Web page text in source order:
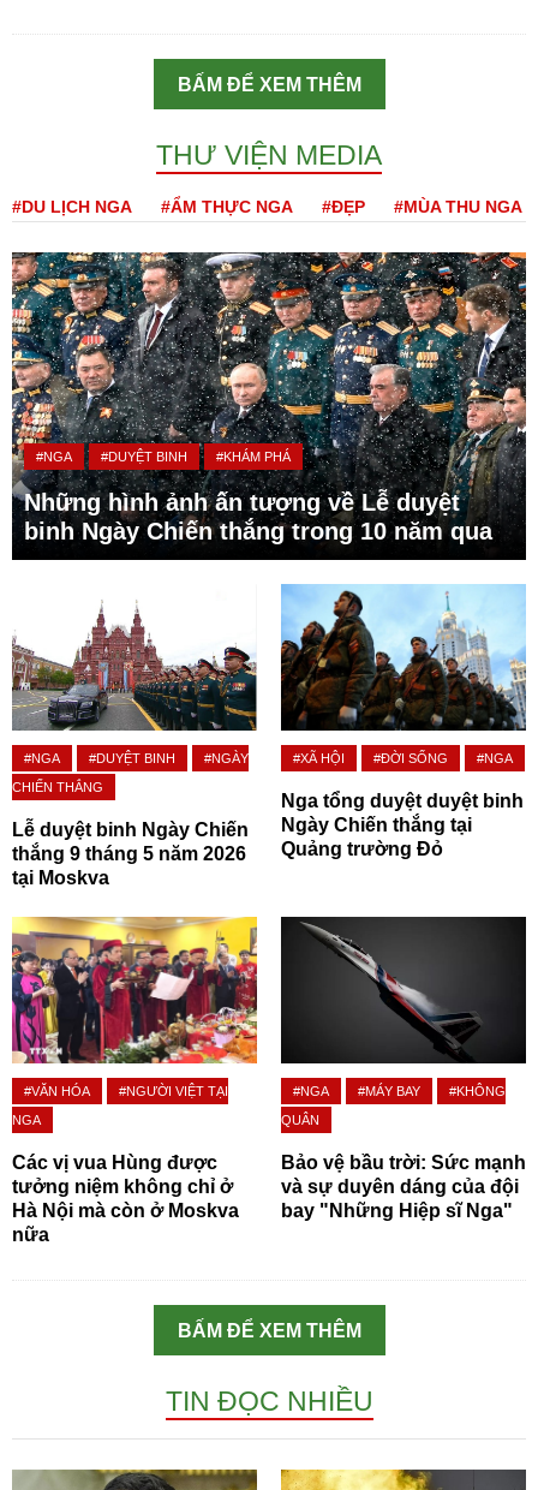
BẤM ĐỂ XEM THÊM
THƯ VIỆN MEDIA
#DU LỊCH NGA #ẨM THỰC NGA #ĐẸP #MÙA THU NGA
#NGA #DUYỆT BINH #KHÁM PHÁ
Những hình ảnh ấn tượng về Lễ duyệt
binh Ngày Chiến thắng trong 10 năm qua
#NGA #DUYỆT BINH
#NGÀY
CHIẾN THẮNG
Lễ duyệt binh Ngày Chiến
thắng 9 tháng 5 năm 2026
tại Moskva
#XÃ HỘI #ĐỜI SỐNG #NGA
Nga tổng duyệt duyệt binh
Ngày Chiến thắng tại
Quảng trường Đỏ
#VĂN HÓA
#NGƯỜI VIỆT TẠI
NGA
Các vị vua Hùng được
tưởng niệm không chỉ ở
Hà Nội mà còn ở Moskva
nữa
#NGA #MÁY BAY
#KHÔNG
QUÂN
Bảo vệ bầu trời: Sức mạnh
và sự duyên dáng của đội
bay "Những Hiệp sĩ Nga"
BẤM ĐỂ XEM THÊM
TIN ĐỌC NHIỀU